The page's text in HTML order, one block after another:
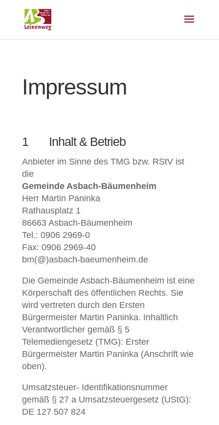
Impressum
1 Inhalt & Betrieb
Anbieter im Sinne des TMG bzw. RStV ist
die
Gemeinde Asbach-Bäumenheim
Herr Martin Paninka
Rathausplatz 1
86663 Asbach-Bäumenheim
Tel.: 0906 2969-0
Fax: 0906 2969-40
bm(@)asbach-baeumenheim.de
Die Gemeinde Asbach-Bäumenheim ist eine
Körperschaft des öffentlichen Rechts. Sie
wird vertreten durch den Ersten
Bürgermeister Martin Paninka. Inhaltlich
Verantwortlicher gemäß § 5
Telemediengesetz (TMG): Erster
Bürgermeister Martin Paninka (Anschrift wie
oben).
Umsatzsteuer- Identifikationsnummer
gemäß § 27 a Umsatzsteuergesetz (UStG):
DE 127 507 824